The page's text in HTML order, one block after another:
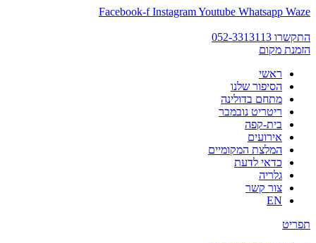
שִׂים
לֵב:
בְּאֲתָר
זֶה
מֻפְעֶלֶת
מַעֲרֶכֶת
הַמְּסַיַּעַת
לִנְגִישׁוּת
הָאֲתָר.
דלג
Facebook-f InstagramYoutube Whatsapp Waze
התקשרו 052-3313113
הזמנת מקום
ראשי
הסיפור שלנו
מתחם בדולינה
ריטריט נובמבר
בית-קפה
אירועים
המלצת המקומיים
כדאי לדעת
גלריה
צור קשר
EN
תפריט